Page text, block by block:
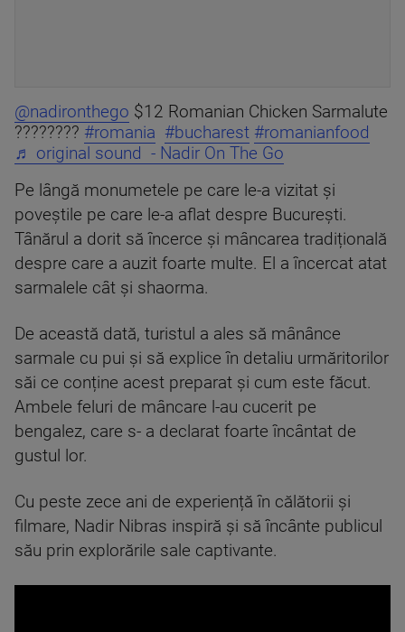
@nadironthego $12 Romanian Chicken Sarmalute
???????? #romania #bucharest #romanianfood
♬ original sound - Nadir On The Go
Pe lângă monumetele pe care le-a vizitat și
poveștile pe care le-a aflat despre București.
Tânărul a dorit să încerce și mâncarea tradițională
despre care a auzit foarte multe. El a încercat atat
sarmalele cât și shaorma.
De această dată, turistul a ales să mânânce
sarmale cu pui și să explice în detaliu urmăritorilor
săi ce conține acest preparat și cum este făcut.
Ambele feluri de mâncare l-au cucerit pe
bengalez, care s- a declarat foarte încântat de
gustul lor.
Cu peste zece ani de experiență în călătorii și
filmare, Nadir Nibras inspiră și să încânte publicul
său prin explorările sale captivante.